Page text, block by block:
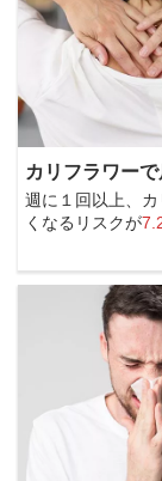
カリフラワー
週に１回以上、
くなるリスクが